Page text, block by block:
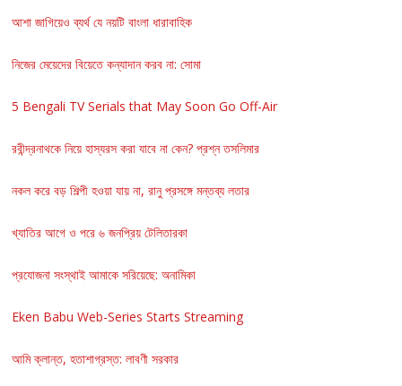
আশা জাগিয়েও ব্যর্থ যে নয়টি বাংলা ধারাবাহিক
নিজের মেয়েদের বিয়েতে কন্যাদান করব না: সোমা
5 Bengali TV Serials that May Soon Go Off-Air
রবীন্দ্রনাথকে নিয়ে হাস্যরস করা যাবে না কেন? প্রশ্ন তসলিমার
নকল করে বড় শিল্পী হওয়া যায় না, রানু প্রসঙ্গে মন্তব্য লতার
খ্যাতির আগে ও পরে ৬ জনপ্রিয় টেলিতারকা
প্রযোজনা সংস্থাই আমাকে সরিয়েছে: অনামিকা
Eken Babu Web-Series Starts Streaming
আমি ক্লান্ত, হতাশাগ্রস্ত: লাবণী সরকার